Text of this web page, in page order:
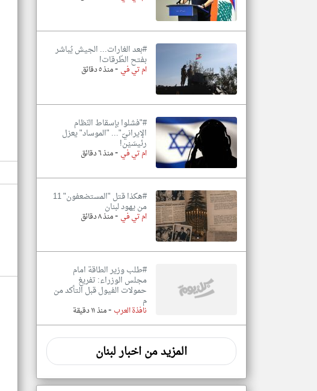
#بعد الغارات... الجيش يُباشر
بفتح الطّرقات!
ام تي في -منذ ٥ دقائق
#"فشلوا بإسقاط النّظام
الإيرانيّ"... "الموساد" يعزل
رئيسَيْن!
ام تي في -منذ ٦ دقائق
#هكذا قتل "المستضعفون" 11
من يهود لبنان
ام تي في -منذ ٨ دقائق
#طلب وزير الطاقة امام
مجلس الوزراء: تفريغ
حمولات الفيول قبل التأكد من
م
نافذة العرب -منذ ١١ دقيقة
المزيد من اخبار لبنان